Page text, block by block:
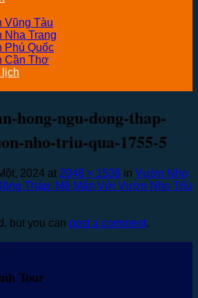
Vũng Tàu
Nha Trang
Phú Quốc
Cần Thơ
lịch
hong-ngu-dong-thap-
nho-triu-qua-1755-5
2024 at 2048 × 1536 in Vườn Nho
Tháp: Mê Mẩn Với Vườn Nho Trĩu
but you can post a comment.
Tour